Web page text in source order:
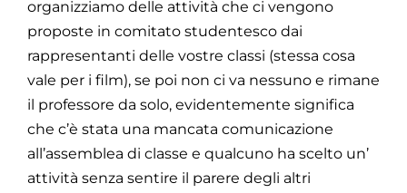
organizziamo delle attività che ci vengono
proposte in comitato studentesco dai
rappresentanti delle vostre classi (stessa cosa
vale per i film), se poi non ci va nessuno e rimane
il professore da solo, evidentemente significa
che c’è stata una mancata comunicazione
all’assemblea di classe e qualcuno ha scelto un’
attività senza sentire il parere degli altri